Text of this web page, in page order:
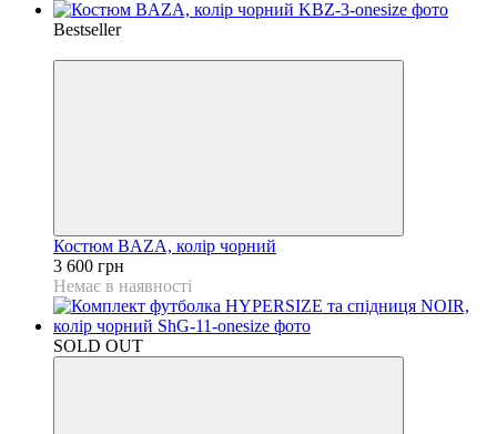
Bestseller
Костюм BAZA, колір чорний
3 600 грн
Немає в наявності
SOLD OUT